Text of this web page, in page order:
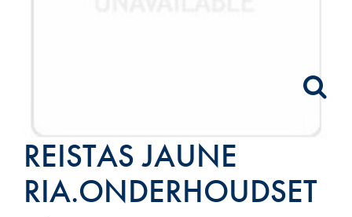
REISTAS JAUNE
RIA.ONDERHOUDSET